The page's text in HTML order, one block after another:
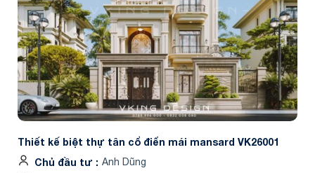
Thiết kế biệt thự tân cổ điển mái mansard VK26001
Chủ đầu tư
Anh Dũng